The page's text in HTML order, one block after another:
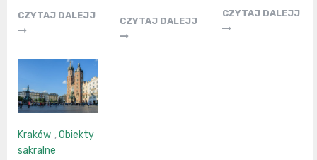
CZYTAJ DALEJJ
CZYTAJ DALEJJ
CZYTAJ DALEJJ
Kraków ,Obiekty
sakralne